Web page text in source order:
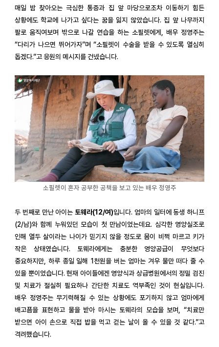
매일 밤 찾아오는 극심한 통증과 집 앞 마당으로조차 이동하기 힘든
상황에도 학교에 나가고 싶다는 꿈을 잃지 않았습니다. 집 앞 나무까지
팔로 움직여보며 밖으로 나갈 연습을 하는 소필렛에게, 배우 정영주는
“다리가 나으면 뛰어가자”며 “소필렛이 수술을 받을 수 있도록 열심히
돕겠다.”고 응원의 메시지를 건넸습니다.
소필렛이 혼자 공부한 공책을 보고 있는 배우 정영주
두 번째로 만난 아이는 토웨라(12/여)입니다. 엄마의 일터에 동생 하니프
(2/남)와 함께 누워있던 모습이 첫 만남이었는데요. 심각한 영양실조로
인해 열두 살이라는 나이가 믿기지 않을 정도로 몸이 비쩍 마르고 키가
작은 상태였습니다. 토웨라에게는 충분한 영양공급이 무엇보다
중요하지만, 하루 종일 일해 1천원을 버는 엄마는 겨우 물만 떠다 줄 수
있을 뿐이었습니다. 현재 아이들에겐 영양식과 상급병원에서의 정밀 검진
및 치료가 절실히 필요하나 간단한 치료도 역부족인 것이 현실입니다.
배우 정영주는 무기력해질 수 있는 상황에도 포기하지 않고 엄마에게
배고픔을 표현하고 물을 받아 마시는 토웨라의 모습을 보며, “치료만
받으면 아이 손으로 직접 밥을 먹고 걷는 날이 올 수 있을 것 같다.”고
격려했습니다.